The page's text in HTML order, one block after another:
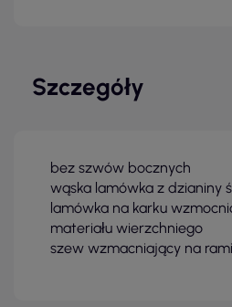
Szczegóły
bez szwów bocznych
wąska lamówka z dzianiny
lamówka na karku
materiału wierzchniego
szew wzmacniający na